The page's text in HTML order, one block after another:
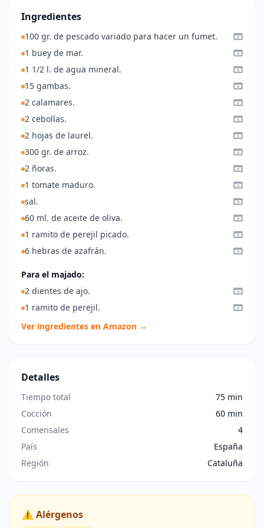
Ingredientes
100 gr. de pescado variado para hacer un fumet.
1 buey de mar.
1 1/2 l. de agua mineral.
15 gambas.
2 calamares.
2 cebollas.
2 hojas de laurel.
300 gr. de arroz.
2 ñoras.
1 tomate maduro.
sal.
60 ml. de aceite de oliva.
1 ramito de perejil picado.
6 hebras de azafrán.
Para el majado:
2 dientes de ajo.
1 ramito de perejil.
Ver ingredientes en Amazon →
Detalles
Tiempo total
75 min
Cocción
60 min
Comensales
4
País
España
Región
Cataluña
⚠️ Alérgenos